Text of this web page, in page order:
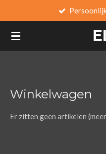
naar
de
Persoonlijke aandacht
Winkelwagen
Er zitten geen artikelen